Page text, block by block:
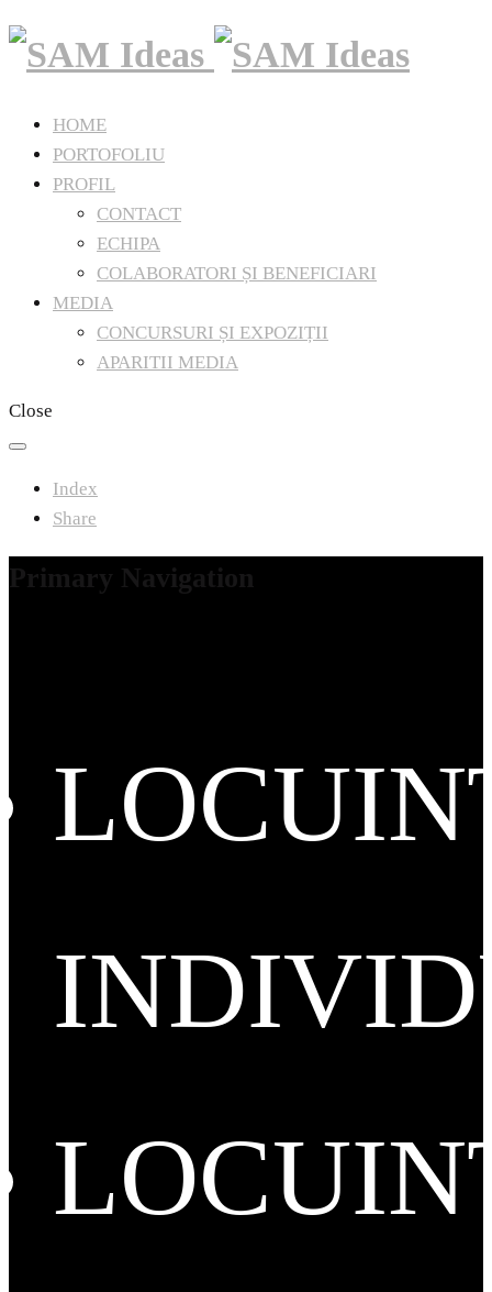
HOME
PORTOFOLIU
PROFIL
CONTACT
ECHIPA
COLABORATORI ȘI BENEFICIARI
MEDIA
CONCURSURI ȘI EXPOZIȚII
APARITII MEDIA
Close
Index
Share